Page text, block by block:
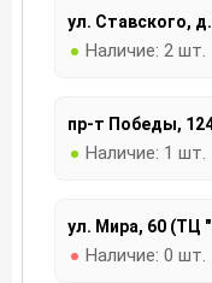
ул. Ставского,
Наличие: 2 шт.
пр-т Победы,
Наличие: 1 шт.
ул. Мира, 60 (ТЦ
Наличие: 0 шт.